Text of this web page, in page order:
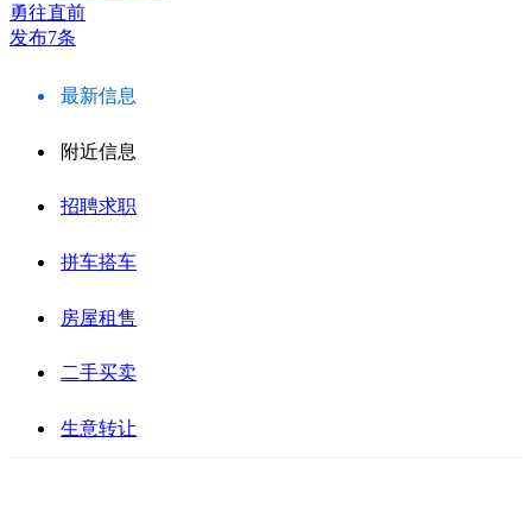
勇往直前
发布7条
最新信息
附近信息
招聘求职
拼车搭车
房屋租售
二手买卖
生意转让